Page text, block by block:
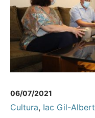
06/07/2021
Cultura, Iac Gil-Albert